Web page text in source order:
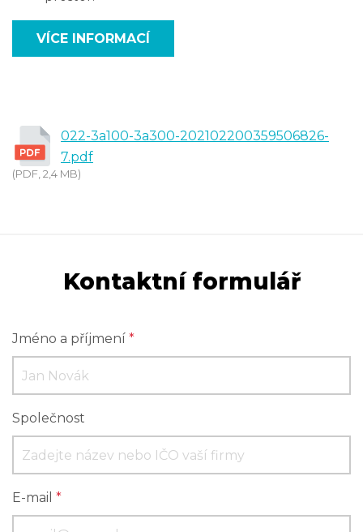
VÍCE INFORMACÍ
022-3a100-3a300-202102200359506826-
7.pdf
(PDF, 2,4 MB)
Kontaktní formulář
Jméno a příjmení *
Společnost
E-mail *